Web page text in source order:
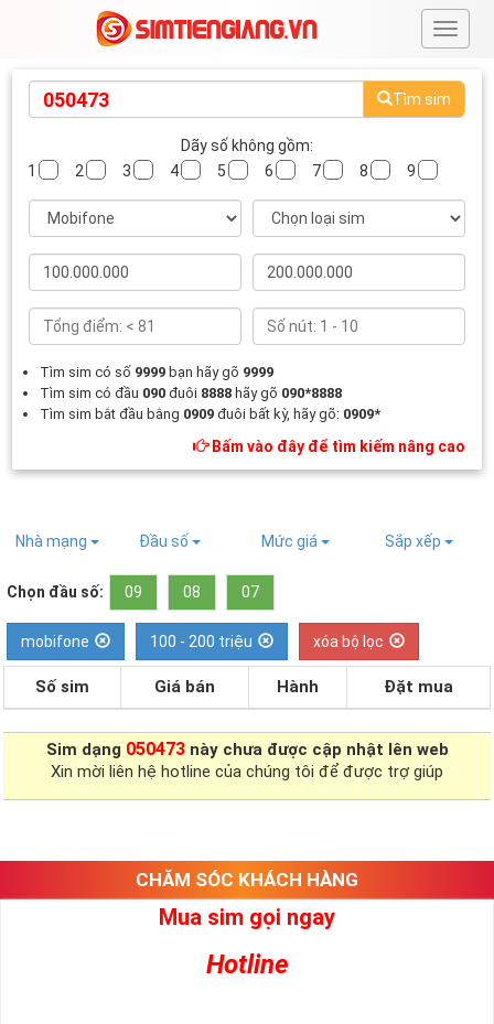
#
Tìm sim
Dãy số không gồm:
1
2 3 4 5 6 7 8 9
Tìm sim có số 9999 bạn hãy gõ 9999
Tìm sim có đầu 090 đuôi 8888 hãy gõ 090*8888
Tìm sim bắt đầu bằng 0909 đuôi bất kỳ, hãy gõ: 0909*
Bấm vào đây để tìm kiếm nâng cao
Nhà mạng Đầu số Mức giá Sắp xếp
Chọn đầu số: 09 08 07
mobifone 100 - 200 triệu xóa bộ lọc
Số sim Giá bán Hành Đặt mua
Sim dạng 050473 này chưa được cập nhật lên web
Xin mời liên hệ hotline của chúng tôi để được trợ giúp
CHĂM SÓC KHÁCH HÀNG
Mua sim gọi ngay
Hotline